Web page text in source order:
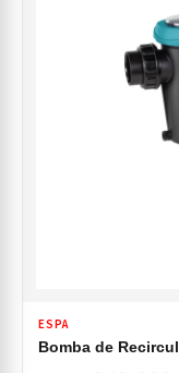
ESPA
Bomba de